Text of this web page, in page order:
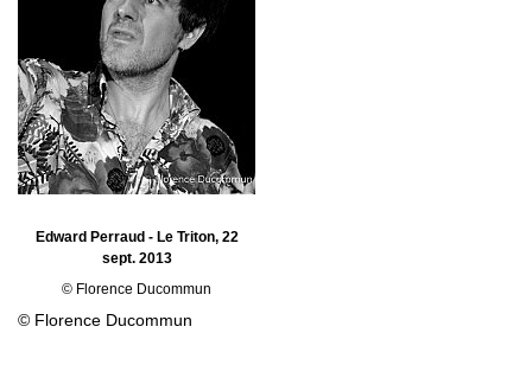
Edward Perraud - Le Triton, 22
sept. 2013
© Florence Ducommun
© Florence Ducommun